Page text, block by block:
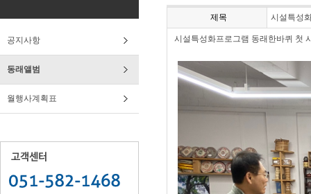
공지사항
동래앨범
월행사계획표
제목 시설특성
시설특성화프로그램 동래한바퀴 첫